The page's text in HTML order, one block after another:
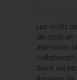
Les outils
de chat en
éléments
Slack ou